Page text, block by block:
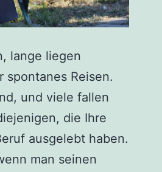
lange liegen
Reisen.
und viele fallen
die Ihre
ausgelebt haben.
man seinen